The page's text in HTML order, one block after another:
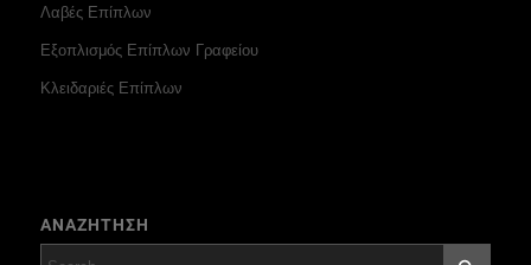
Λαβές Επίπλων
Εξοπλισμός Επίπλων Γραφείου
Κλειδαριές Επίπλων
ΑΝΑΖΗΤΗΣΗ